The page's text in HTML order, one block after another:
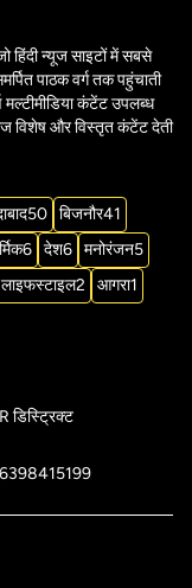
हिंदी न्यूज साइटों में सबसे
पाठक वर्ग तक पहुंचाती
मल्टीमीडिया कंटेंट उपलब्ध
विशेष और विस्तृत कंटेंट देती
50 बिजनौर41
6 देश6 मनोरंजन5
लाइफस्टाइल2 आगरा1